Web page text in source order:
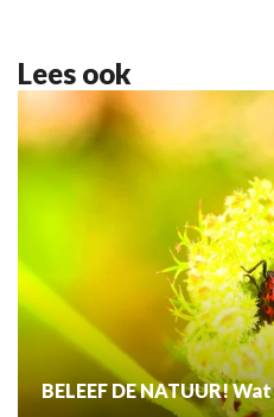
Lees ook
BELEEF DE NATUUR!